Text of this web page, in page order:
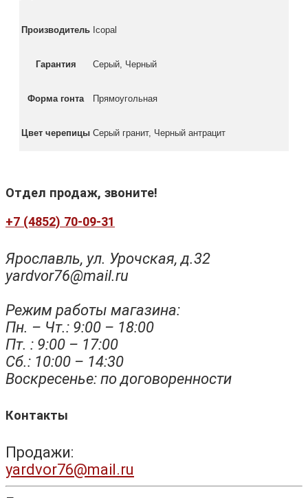
Производитель Icopal
Гарантия Серый, Черный
Форма гонта Прямоугольная
Цвет черепицы Серый гранит, Черный антрацит
Отдел продаж, звоните!
+7 (4852) 70-09-31
Ярославль, ул. Урочская, д.32
yardvor76@mail.ru
Режим работы магазина:
Пн. – Чт.: 9:00 – 18:00
Пт. : 9:00 – 17:00
Сб.: 10:00 – 14:30
Воскресенье: по договоренности
Контакты
Продажи:
yardvor76@mail.ru